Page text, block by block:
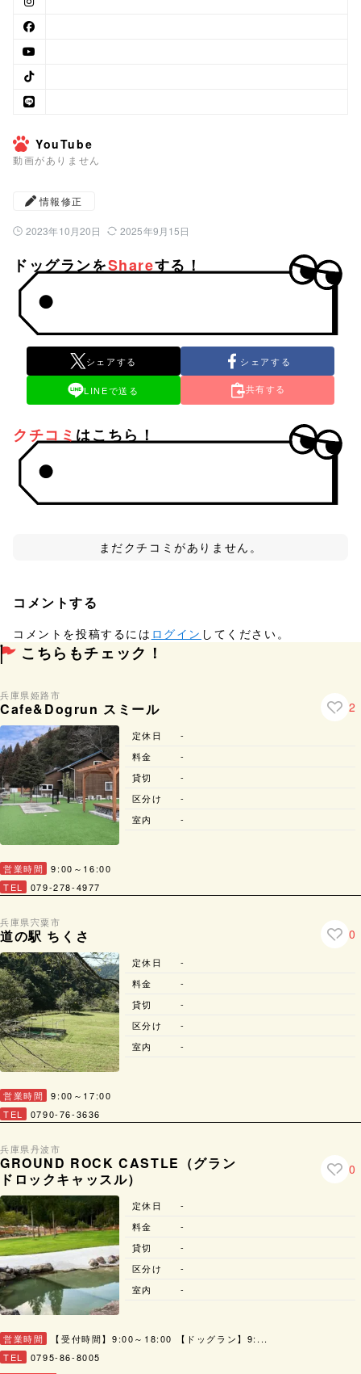
YouTube
動画がありません
情報修正
公開日：
2023年10月20日 最終更新日：
2025年9月15日
ドッグランをShareする！
シェアする シェアする
LINEで送る 共有する
クチコミはこちら！
まだクチコミがありません。
コメントする
コメントを投稿するには ログイン してください。
こちらもチェック！
兵庫県姫路市
Cafe&Dogrun スミール 2
営業時間
9:00～16:00
TEL
079-278-4977
定休日
-
料金
-
貸切
-
区分け
-
室内
-
兵庫県宍粟市
道の駅 ちくさ 0
営業時間
9:00～17:00
TEL
0790-76-3636
定休日
-
料金
-
貸切
-
区分け
-
室内
-
兵庫県丹波市
GROUND ROCK CASTLE（グラン
ドロックキャッスル）
0
営業時間
【受付時間】9:00～18:00 【ドッグラン】9:...
TEL
0795-86-8005
定休日
-
料金
-
貸切
-
区分け
-
室内
-